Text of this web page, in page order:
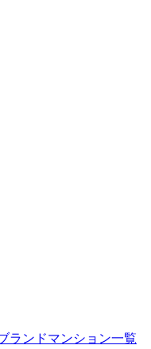
ランドマンション一覧